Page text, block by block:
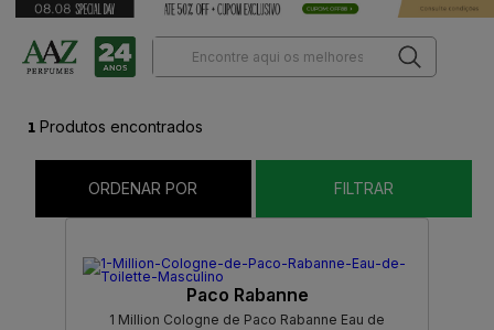
1 Produtos encontrados
ORDENAR POR FILTRAR
Paco Rabanne
1 Million Cologne de Paco Rabanne Eau de